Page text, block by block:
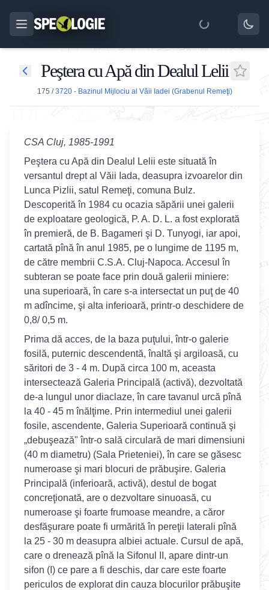
Peştera cu Apă din Dealul Lelii
175 /3720 - Bazinul Mijlociu al Văii Iadei (Grabenul Remeţi)
CSA Cluj, 1985-1991
Peştera cu Apă din Dealul Lelii este situată în
versantul drept al Văii Iada, deasupra izvoarelor din
Lunca Pizlii, satul Remeţi, comuna Bulz.
Descoperită în 1984 cu ocazia săpării unei galerii
de exploatare geologică, P. A. D. L. a fost explorată
în premieră, de B. Bagameri şi D. Tunyogi, iar apoi,
cartată pînă în anul 1985, pe o lungime de 1195 m,
de către membrii C.S.A. Cluj-Napoca. Accesul în
subteran se poate face prin două galerii miniere:
una superioară, în care s-a intersectat un puţ de 40
m adîncime, şi alta inferioară, printr-o deschidere de
0,8/ 0,5 m.
Prima dă acces, de la baza puţului, într-o galerie
fosilă, puternic descendentă, înaltă şi argiloasă, cu
săritori de 3 - 4 m. După circa 100 m, aceasta
intersectează Galeria Principală (activă), dezvoltată
de-a lungul unor diaclaze, în care tavanul urcă pînă
la 40 - 45 m înălţime. Prin intermediul unei galerii
fosile, ascendente, Galeria Superioară continuă şi
„debuşează" într-o sală circulară de mari dimensiuni
(40 m diametru) (Sala Prieteniei), în care se găsesc
numeroase şi mari blocuri de prăbuşire. Galeria
Principală (inferioară, activă), destul de bogat
concreţionată, are o dezvoltare sinuoasă, cu
numeroase şi foarte frumoase meandre, a căror
desfăşurare poate fi urmărită în pereţii laterali pînă
la 25 - 30 m deasupra albiei actuale. Cursul de apă,
care o drenează pînă la Sifonul II, apare dintr-un
sifon (I) ce pare a fi deschis, dar care este foarte
periculos de explorat din cauza blocurilor prăbuşite